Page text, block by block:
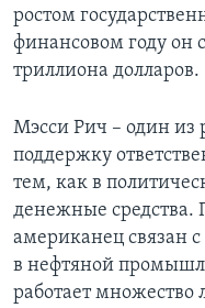
ростом
финансовом году он
триллиона долларов.
Мэсси Рич – один из
поддержку
тем, как в
денежные
американец связан
в нефтяной
работает множество